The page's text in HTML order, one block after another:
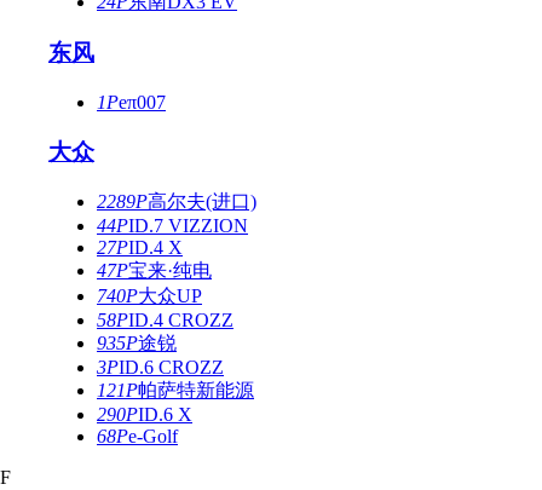
东风
1Peπ007
大众
2289P高尔夫(进口)
44PID.7 VIZZION
27PID.4 X
47P宝来·纯电
740P大众UP
58PID.4 CROZZ
935P途锐
3PID.6 CROZZ
121P帕萨特新能源
290PID.6 X
68Pe-Golf
F